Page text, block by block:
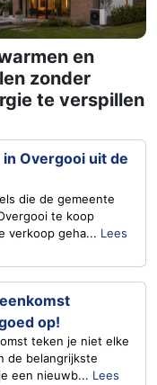
en
zonder
te verspillen
Overgooi uit de
die de gemeente
te koop
verkoop geha... Lees
op!
teken je niet elke
de belangrijkste
een nieuwb... Lees